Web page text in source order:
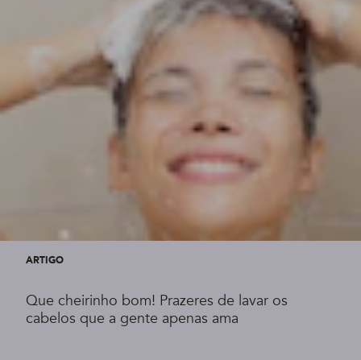
ARTIGO
Que cheirinho bom! Prazeres de lavar os
cabelos que a gente apenas ama